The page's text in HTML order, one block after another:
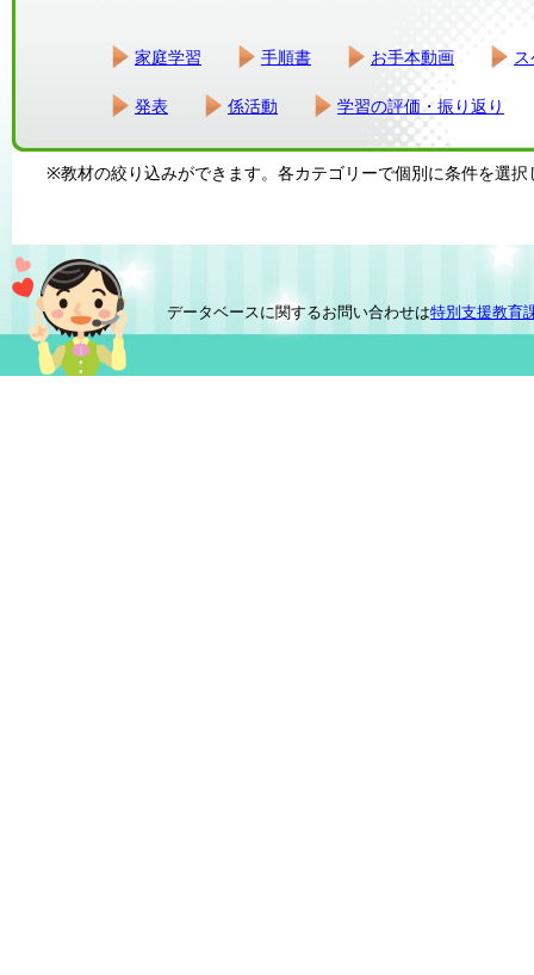
家庭学習 手順書 お手本動画
発表 係活動 学習の評価・振り返り
※教材の絞り込みができます。各カテゴリーで個別に条件を選択
データベースに関するお問い合わせは特別支援教育